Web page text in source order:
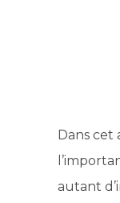
Dans cet
autant